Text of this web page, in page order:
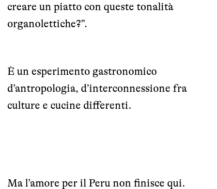
creare un piatto con queste tonalità
organolettiche?”.
È un esperimento gastronomico
d’antropologia, d’interconnessione fra
culture e cucine differenti.
Ma l’amore per il Peru non finisce qui.